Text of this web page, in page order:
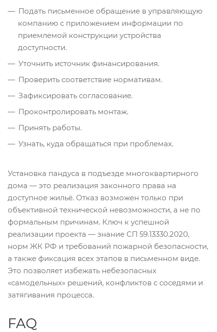
Подать письменное обращение в управляющую
компанию с приложением информации по
приемлемой конструкции устройства
доступности.
Уточнить источник финансирования.
Проверить соответствие нормативам.
Зафиксировать согласование.
Проконтролировать монтаж.
Принять работы.
Узнать, куда обращаться при проблемах.
Установка пандуса в подъезде многоквартирного
дома — это реализация законного права на
доступное жильё. Отказ возможен только при
объективной технической невозможности, а не по
формальным причинам. Ключ к успешной
реализации проекта — знание СП 59.13330.2020,
норм ЖК РФ и требований пожарной безопасности,
а также фиксация всех этапов в письменном виде.
Это позволяет избежать небезопасных
«самодельных» решений, конфликтов с соседями и
затягивания процесса.
FAQ